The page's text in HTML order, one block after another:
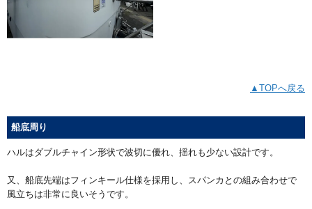
▲TOPへ戻る
船底周り
ハルはダブルチャイン形状で波切に優れ、揺れも少ない設計です。
又、船底先端はフィンキール仕様を採用し、スパンカとの組み合わせで
風立ちは非常に良いそうです。